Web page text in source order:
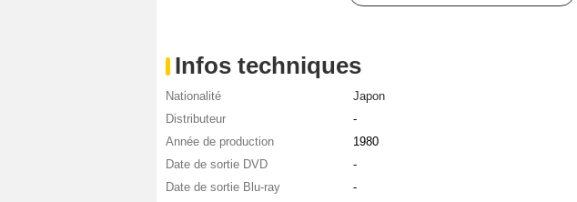
Infos techniques
Nationalité
Japon
Distributeur
-
Année de production
1980
Date de sortie DVD
-
Date de sortie Blu-ray
-